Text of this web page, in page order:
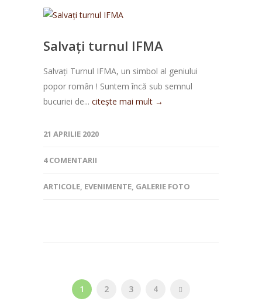
Salvați turnul IFMA
Salvaţi Turnul IFMA, un simbol al geniului
popor român ! Suntem încă sub semnul
bucuriei de... citește mai mult →
21 APRILIE 2020
4 COMENTARII
ARTICOLE, EVENIMENTE, GALERIE FOTO
1 2 3 4